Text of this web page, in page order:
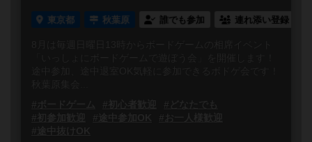
東京都 秋葉原 誰でも参加 連れ添い登録
8月は毎週日曜日13時からボードゲームの相席イベント
「いっしょにボードゲームで遊ぼう会」を開催します！
途中参加、途中退室OK気軽に参加できるボドゲ会です！
秋葉原集会...
#ボードゲーム
#初心者歓迎
#どなたでも
#初参加歓迎
#途中参加OK
#お一人様歓迎
#途中抜けOK